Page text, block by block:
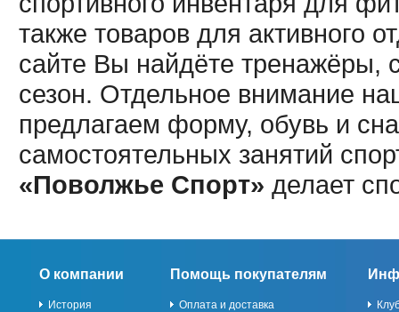
также товаров для активного
сайте Вы найдёте тренажёры,
сезон. Отдельное внимание
предлагаем форму, обувь и
самостоятельных занятий
«Поволжье Спорт» делает
О компании
История
Помощь покупателям
Оплата и доставка